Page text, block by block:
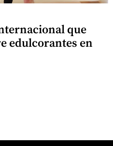
que
edulcorantes en